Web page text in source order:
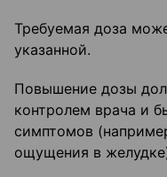
Требуемая доза
указанной.
Повышение дозы
контролем врача и
симптомов
ощущения в